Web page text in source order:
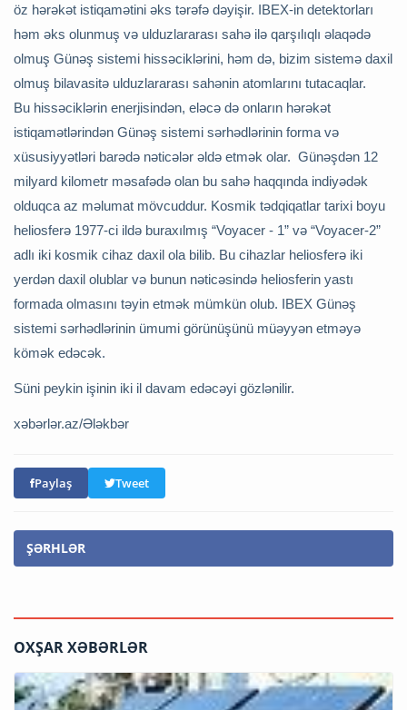
öz hərəkət istiqamətini əks tərəfə dəyişir. IBEX-in detektorları
həm əks olunmuş və ulduzlararası sahə ilə qarşılıqlı əlaqədə
olmuş Günəş sistemi hissəciklərini, həm də, bizim sistemə daxil
olmuş bilavasitə ulduzlararası sahənin atomlarını tutacaqlar.
Bu hissəciklərin enerjisindən, eləcə də onların hərəkət
istiqamətlərindən Günəş sistemi sərhədlərinin forma və
xüsusiyyətləri barədə nəticələr əldə etmək olar. Günəşdən 12
milyard kilometr məsafədə olan bu sahə haqqında indiyədək
olduqca az məlumat mövcuddur. Kosmik tədqiqatlar tarixi boyu
heliosferə 1977-ci ildə buraxılmış “Voyacer - 1” və “Voyacer-2”
adlı iki kosmik cihaz daxil ola bilib. Bu cihazlar heliosferə iki
yerdən daxil olublar və bunun nəticəsində heliosferin yastı
formada olmasını təyin etmək mümkün olub. IBEX Günəş
sistemi sərhədlərinin ümumi görünüşünü müəyyən etməyə
kömək edəcək.
Süni peykin işinin iki il davam edəcəyi gözlənilir.
xəbərlər.az/Ələkbər
Paylaş Tweet
ŞƏRHLƏR
OXŞAR XƏBƏRLƏR